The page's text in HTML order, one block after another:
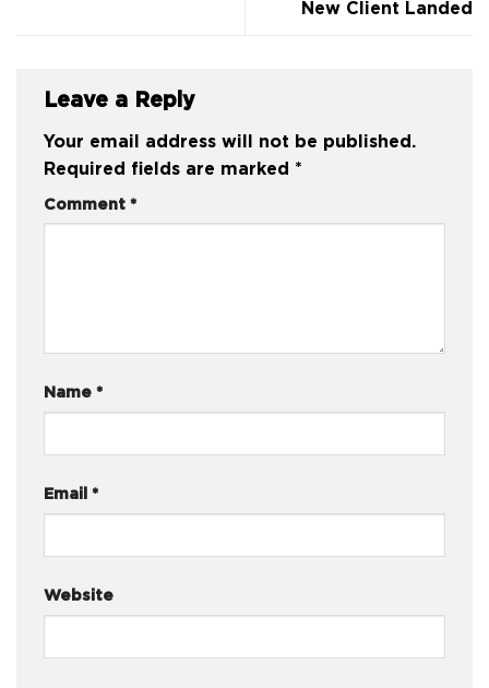
New Client Landed
Leave a Reply
Your email address will not be published.
Required fields are marked *
Comment *
Name *
Email *
Website